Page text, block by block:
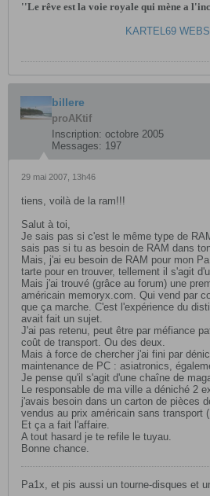
''Le rêve est la voie royale qui mène a
KARTEL69
billere
proAKtif
Inscription: octobre 2005
Messages: 197
29 mai 2007, 13h46
tiens, voilà de la ram!!!
Salut à toi,
Je sais pas si c'est le même type de
sais pas si tu as besoin de RAM dans
Mais, j'ai eu besoin de RAM pour mon
tarte pour en trouver, tellement il s'agit
Mais j'ai trouvé (grâce au forum) une
américain memoryx.com. Qui vend par
que ça marche. C'est l'expérience du
avait fait un sujet.
J'ai pas retenu, peut être par méfiance
coût de transport. Ou des deux.
Mais à force de chercher j'ai fini par
maintenance de PC : asiatronics,
Je pense qu'il s'agit d'une chaîne de
Le responsable de ma ville a déniché 2
j'avais besoin dans un carton de pièces
vendus au prix américain sans transport
Et ça a fait l'affaire.
A tout hasard je te refile le tuyau.
Bonne chance.
Pa1x, et pis aussi un tourne-disques et